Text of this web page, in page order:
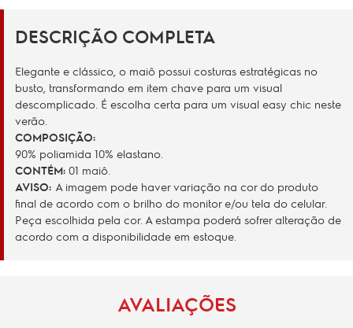
DESCRIÇÃO COMPLETA
Elegante e clássico, o maiô possui costuras estratégicas no
busto, transformando em item chave para um visual
descomplicado. É escolha certa para um visual easy chic neste
verão.
COMPOSIÇÃO:
90% poliamida 10% elastano.
CONTÉM: 01 maiô.
AVISO: A imagem pode haver variação na cor do produto
final de acordo com o brilho do monitor e/ou tela do celular.
Peça escolhida pela cor. A estampa poderá sofrer alteração de
acordo com a disponibilidade em estoque.
AVALIAÇÕES